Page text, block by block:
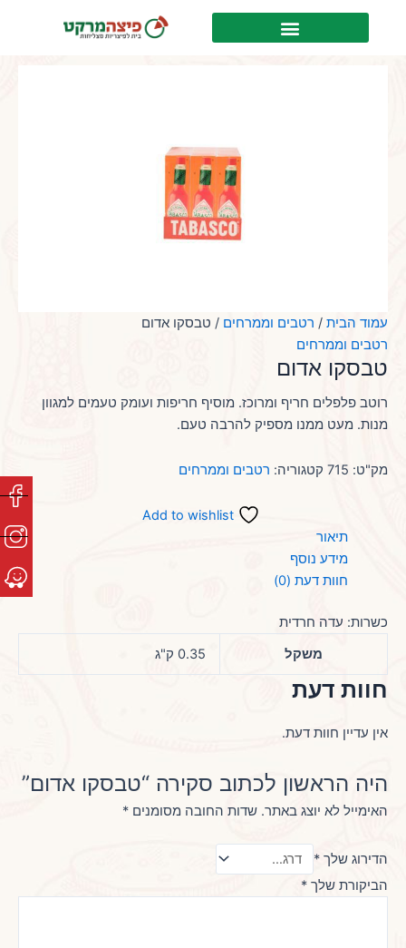
עמוד הבית / רטבים וממרחים / טבסקו אדום
רטבים וממרחים
טבסקו אדום
רוטב פלפלים חריף ומרוכז. מוסיף חריפות ועומק טעמים למגוון
מנות. מעט ממנו מספיק להרבה טעם.
מק"ט: 715 קטגוריה: רטבים וממרחים
Add to wishlist
תיאור
מידע נוסף
חוות דעת (0)
כשרות: עדה חרדית
משקל
0.35 ק"ג
חוות דעת
אין עדיין חוות דעת.
היה הראשון לכתוב סקירה “טבסקו אדום”
האימייל לא יוצג באתר. שדות החובה מסומנים *
הדירוג שלך *
הביקורת שלך *